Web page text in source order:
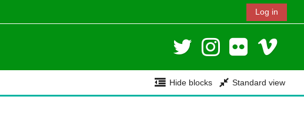
Log in
Hide blocks Standard view